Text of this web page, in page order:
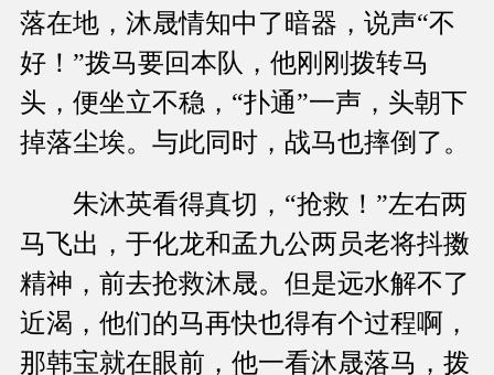
落在地，沐晟情知中了暗器，说声“不
好！”拨马要回本队，他刚刚拨转马
头，便坐立不稳，“扑通”一声，头朝下
掉落尘埃。与此同时，战马也摔倒了。
朱沐英看得真切，“抢救！”左右两
马飞出，于化龙和孟九公两员老将抖擞
精神，前去抢救沐晟。但是远水解不了
近渴，他们的马再快也得有个过程啊，
那韩宝就在眼前，他一看沐晟落马，拨